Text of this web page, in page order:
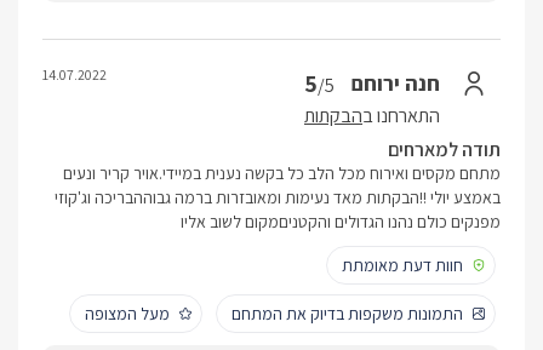
חנה ירוחם 5/5
התארחנו בהבקתות
14.07.2022
תודה למארחים
מתחם מקסים ואירוח מכל הלב כל בקשה נענית במיידי.אויר קריר ונעים
באמצע יולי !!הבקתות מאד נעימות ומאובזרות ברמה גבוההבריכה וג'קוזי
מפנקים כולם נהנו הגדולים והקטניםמקום לשוב אליו
חוות דעת מאומתת
התמונות משקפות בדיוק את המתחם מעל המצופה